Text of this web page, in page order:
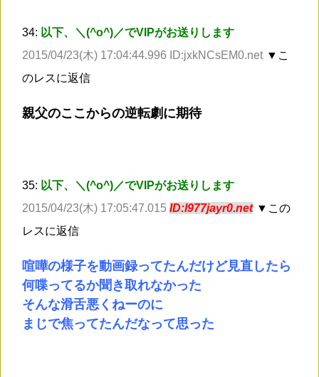
34: 以下、＼(^o^)／でVIPがお送りします
2015/04/23(木) 17:04:44.996 ID:jxkNCsEM0.net ▼こ
のレスに返信
親父のここからの逆転劇に期待
35: 以下、＼(^o^)／でVIPがお送りします
2015/04/23(木) 17:05:47.015 ID:l977jayr0.net ▼この
レスに返信
喧嘩の様子を動画録ってたんだけど見直したら
何喋ってるか聞き取れなかった
そんな滑舌悪くねーのに
まじで焦ってたんだなって思った